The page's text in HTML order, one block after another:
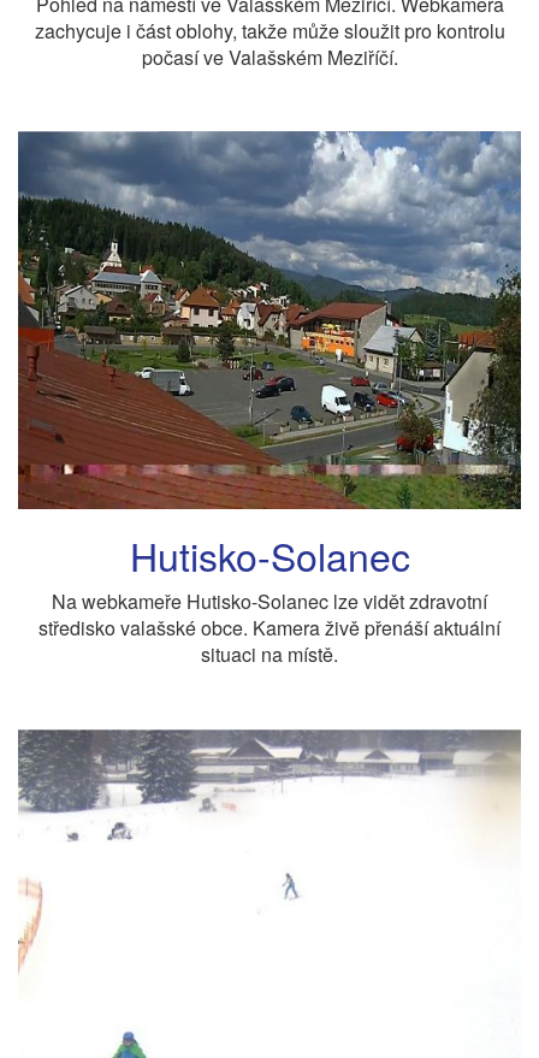
zachycuje i část oblohy, takže může sloužit pro kontrolu
počasí ve Valašském Meziříčí.
Hutisko-Solanec
Na webkameře Hutisko-Solanec lze vidět zdravotní
středisko valašské obce. Kamera živě přenáší aktuální
situaci na místě.